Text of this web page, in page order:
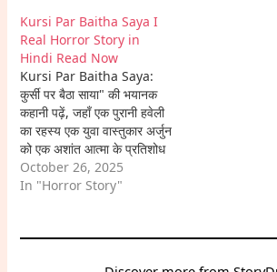
Kursi Par Baitha Saya I
Real Horror Story in
Hindi Read Now
Kursi Par Baitha Saya:
कुर्सी पर बैठा साया" की भयानक
कहानी पढ़ें, जहाँ एक पुरानी हवेली
का रहस्य एक युवा वास्तुकार अर्जुन
को एक अशांत आत्मा के प्रतिशोध
और काले जादू के अंधेरे में धकेल
देता है। क्या वह लावण्या की आत्मा
October 26, 2025
In "Horror Story"